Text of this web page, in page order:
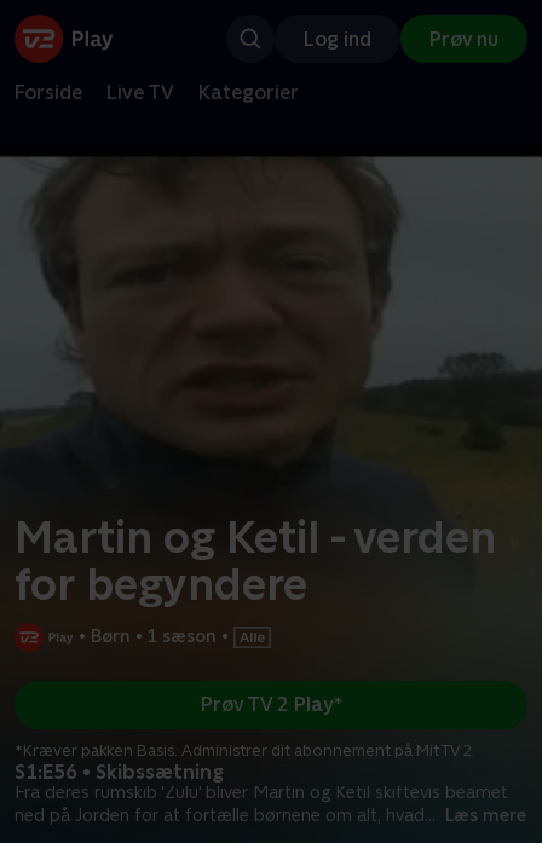
Log ind Prøv nu
Forside Live TV Kategorier
Martin og Ketil - verden
for begyndere
• Børn • 1 sæson •
S1:E56 • Skibssætning
Fra deres rumskib 'Zulu' bliver Martin og Ketil skiftevis beamet
ned på Jorden for at fortælle børnene om alt, hvad... Læs mere
Prøv TV 2 Play*
*Kræver pakken Basis. Administrer dit abonnement på Mit TV 2.